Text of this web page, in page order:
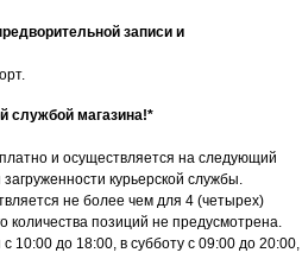
записи и
службой магазина!*
и осуществляется на следующий
курьерской службы.
не более чем для 4 (четырех)
количества позиций не предусмотрена.
10:00 до 18:00, в субботу с 09:00 до 20:00,